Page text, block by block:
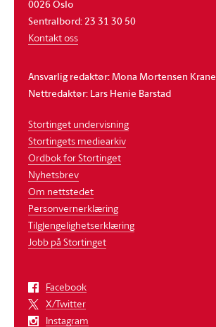
0026 Oslo
Sentralbord: 23 31 30 50
Kontakt oss
Ansvarlig redaktør: Mona Mortensen Krane
Nettredaktør: Lars Henie Barstad
Stortinget undervisning
Stortingets mediearkiv
Ordbok for Stortinget
Nyhetsbrev
Om nettstedet
Personvernerklæring
Tilgjengelighetserklæring
Jobb på Stortinget
Facebook
X/Twitter
Instagram